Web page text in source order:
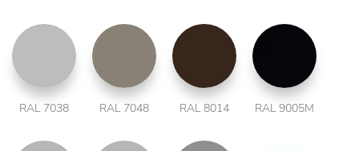
RAL 7038 RAL 7048 RAL 8014 RAL 9005M